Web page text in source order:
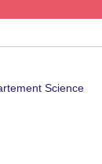
Science